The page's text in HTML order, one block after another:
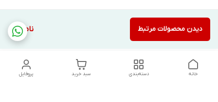
ناموجود دیدن محصولات مرتبط
پروفایل سبد خرید دسته‌بندی خانه